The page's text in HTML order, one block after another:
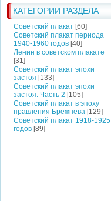
КАТЕГОРИИ РАЗДЕЛА
Советский плакат [60]
Советский плакат периода
1940-1960 годов [40]
Ленин в советском плакате
[31]
Советский плакат эпохи
застоя [133]
Советский плакат эпохи
застоя. Часть 2 [105]
Советский плакат в эпоху
правления Брежнева [129]
Советский плакат 1918-1925
годов [89]